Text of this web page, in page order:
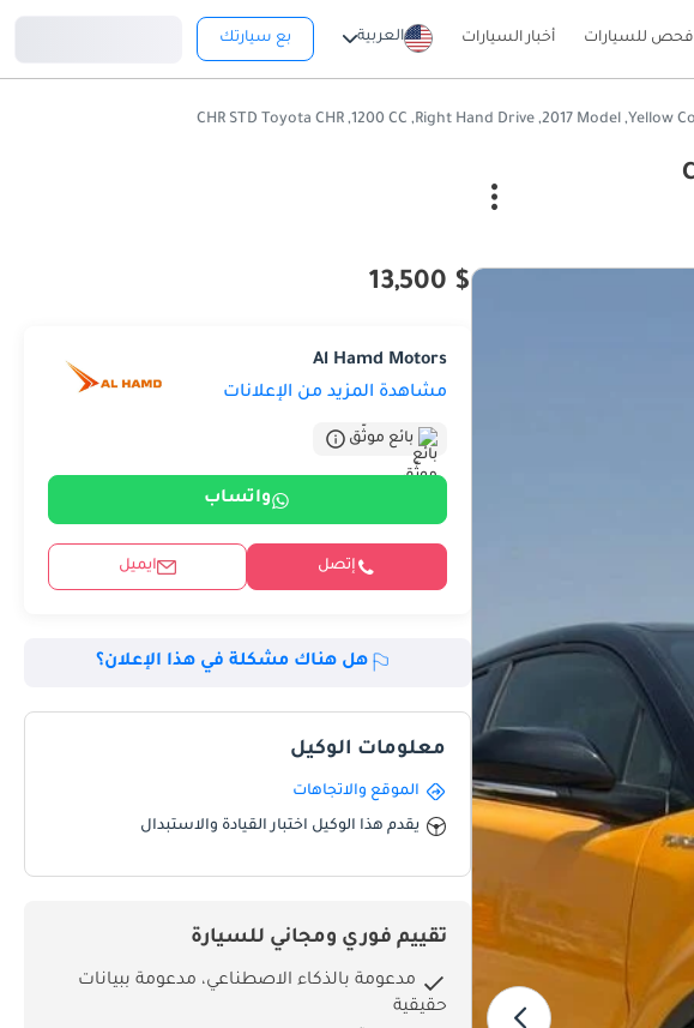
فحص للسيارات أخبار السيارات العربية بع سيارتك
$ 13,500
Al Hamd Motors
مشاهدة المزيد من الإعلانات
بائع موثّق
واتساب
إتصل ايميل
هل هناك مشكلة في هذا الإعلان؟
معلومات الوكيل
الموقع والاتجاهات
يقدم هذا الوكيل اختبار القيادة والاستبدال
تقييم فوري ومجاني للسيارة
مدعومة بالذكاء الاصطناعي، مدعومة ببيانات
حقيقية